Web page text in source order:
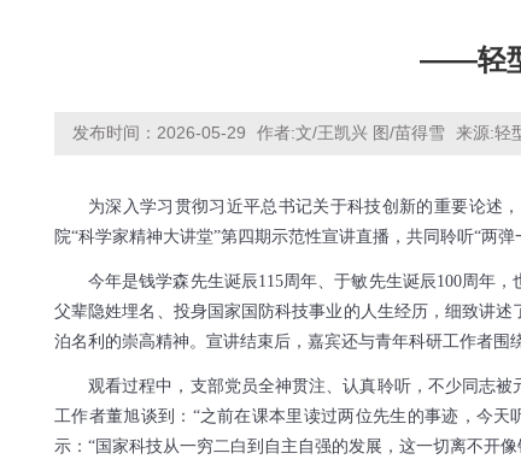
——轻型
发布时间：2026-05-29 作者:文/王凯兴 图/苗得雪 来源:轻
为深入学习贯彻习近平总书记关于科技创新的重要论述
院“科学家精神大讲堂”第四期示范性宣讲直播，共同聆听“两
今年是钱学森先生诞辰115周年、于敏先生诞辰100周年
父辈隐姓埋名、投身国家国防科技事业的人生经历，细致讲
泊名利的崇高精神。宣讲结束后，嘉宾还与青年科研工作者围
观看过程中，支部党员全神贯注、认真聆听，不少同志
工作者董旭谈到：“之前在课本里读过两位先生的事迹，今
示：“国家科技从一穷二白到自主自强的发展，这一切离不开